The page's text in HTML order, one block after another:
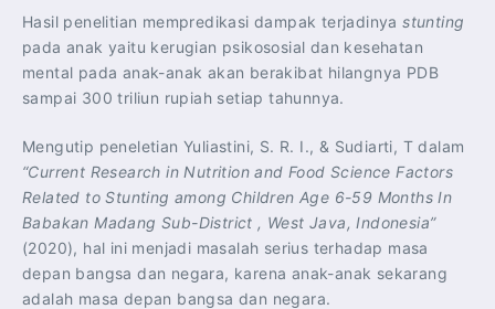
Hasil penelitian mempredikasi dampak terjadinyastunting
pada anak yaitu kerugian psikososial dan kesehatan
mental pada anak-anak akan berakibat hilangnya PDB
sampai 300 triliun rupiah setiap tahunnya.
Mengutip peneletian Yuliastini, S. R. I., & Sudiarti, T dalam
“Current Research in Nutrition and Food Science Factors
Related to Stunting among Children Age 6-59 Months In
Babakan Madang Sub-District , West Java, Indonesia”
(2020), hal ini menjadi masalah serius terhadap masa
depan bangsa dan negara, karena anak-anak sekarang
adalah masa depan bangsa dan negara.